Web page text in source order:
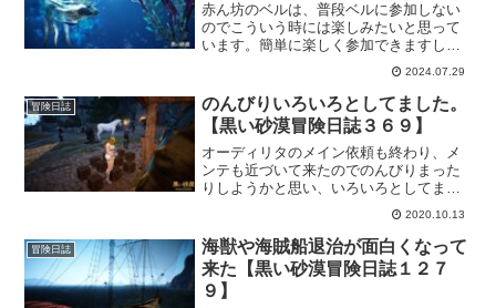
赤ん坊のベルは、普段ベルに参加しない
のでこういう時には楽しみたいと思って
います。簡単に楽しく参加できますし。
ところが、うっかり油断しているとやら
かしてしまうという事に気づきましたｗ
ちゃんとジャンプする方向を意識してい
ないと明後日の方向に飛んでしまいます
よｗ
2024.07.29
冒険日誌
のんびりいろいろとしてました。
【黒い砂漠冒険日誌３６９】
オーディリタのメイン依頼も終わり、メ
ンテも近づいて来たのでのんびりまった
りしようかと思い、いろいろとしてまし
た。オーディリタの知識を探したり、ラ
ラのデイリー依頼をこなしてみたり、気
球には貿易品持って乗れない事に気づい
たりｗ
2020.10.13
冒険日誌
海獣や海賊船退治が面白くなって
来た【黒い砂漠冒険日誌１２７
９】